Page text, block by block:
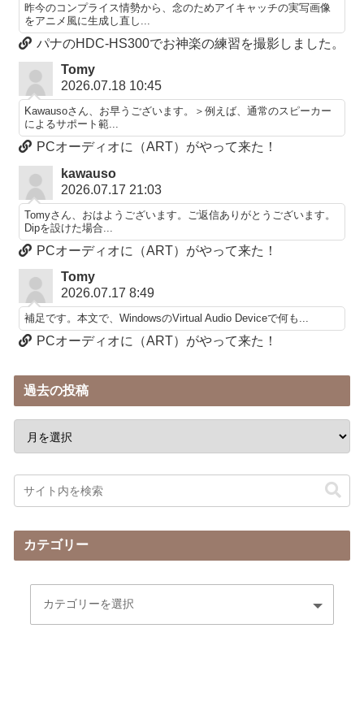
昨今のコンプライス情勢から、念のためアイキャッチの実写画像
をアニメ風に生成し直し...
パナのHDC-HS300でお神楽の練習を撮影しました。
Tomy
2026.07.18 10:45
Kawausoさん、お早うございます。＞例えば、通常のスピーカー
によるサポート範...
PCオーディオに（ART）がやって来た！
kawauso
2026.07.17 21:03
Tomyさん、おはようございます。ご返信ありがとうございます。
Dipを設けた場合...
PCオーディオに（ART）がやって来た！
Tomy
2026.07.17 8:49
補足です。本文で、WindowsのVirtual Audio Deviceで何も...
PCオーディオに（ART）がやって来た！
過去の投稿
カテゴリー